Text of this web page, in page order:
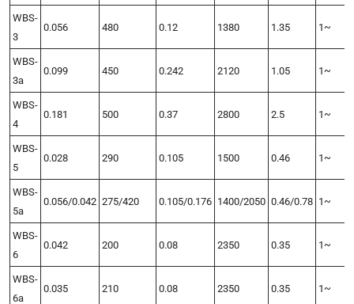
WBS-
3
0.056 480 0.12 1380 1.35 1~
WBS-
3a
0.099 450 0.242 2120 1.05 1~
WBS-
4
0.181 500 0.37 2800 2.5 1~
WBS-
5
0.028 290 0.105 1500 0.46 1~
WBS-
5a
0.056/0.042 275/420 0.105/0.176 1400/2050 0.46/0.78 1~
WBS-
6
0.042 200 0.08 2350 0.35 1~
WBS-
6a
0.035 210 0.08 2350 0.35 1~